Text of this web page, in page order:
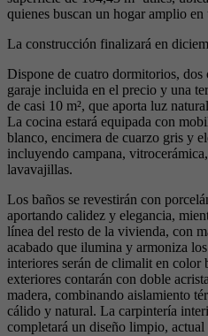
quienes buscan un hogar amplio
La construcción finalizará en
Dispone de cuatro dormitorios, dos
garaje incluida en el precio y una
de casi 10 m², que aporta luz
La cocina estará equipada con
blanco, encimera de cuarzo gris y
incluyendo campana,
lavavajillas.
Los baños se revestirán con
aportando calidez y elegancia,
línea del resto de la vivienda, con
acabado que ilumina y armoniza
interiores serán de climalit en color
exteriores contarán con doble
madera, combinando aislamiento
cálido y natural. La carpintería
completará un diseño limpio,